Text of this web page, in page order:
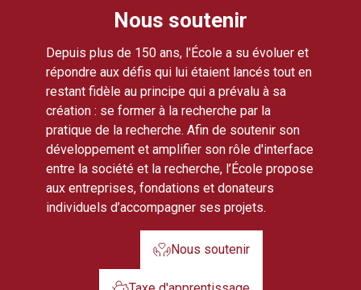
Nous soutenir
Depuis plus de 150 ans, l'École a su évoluer et
répondre aux défis qui lui étaient lancés tout en
restant fidèle au principe qui a prévalu à sa
création : se former à la recherche par la
pratique de la recherche. Afin de soutenir son
développement et amplifier son rôle d'interface
entre la société et la recherche, l’École propose
aux entreprises, fondations et donateurs
individuels d’accompagner ses projets.
Nous soutenir